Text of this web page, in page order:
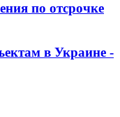
по отсрочке
в Украине -